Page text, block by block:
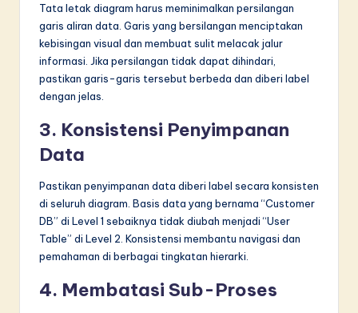
Tata letak diagram harus meminimalkan persilangan
garis aliran data. Garis yang bersilangan menciptakan
kebisingan visual dan membuat sulit melacak jalur
informasi. Jika persilangan tidak dapat dihindari,
pastikan garis-garis tersebut berbeda dan diberi label
dengan jelas.
3. Konsistensi Penyimpanan
Data
Pastikan penyimpanan data diberi label secara konsisten
di seluruh diagram. Basis data yang bernama “Customer
DB” di Level 1 sebaiknya tidak diubah menjadi “User
Table” di Level 2. Konsistensi membantu navigasi dan
pemahaman di berbagai tingkatan hierarki.
4. Membatasi Sub-Proses